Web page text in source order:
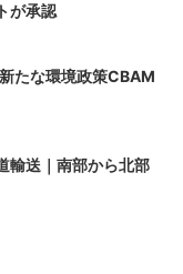
が承認
たな環境政策CBAM
輸送｜南部から北部